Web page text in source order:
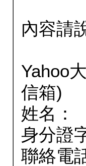
內容請
Yahoo
信箱)
姓名：
身分證
聯絡電